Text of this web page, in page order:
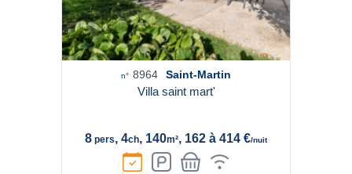
n° 8964 Saint-Martin
Villa saint mart'
8 pers, 4ch, 140m², 162 à 414 €/nuit